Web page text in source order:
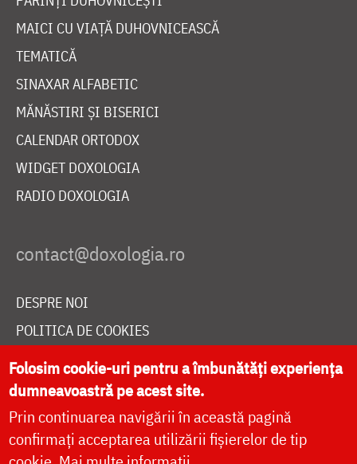
MAICI CU VIAȚĂ DUHOVNICEASCĂ
TEMATICĂ
SINAXAR ALFABETIC
MĂNĂSTIRI ȘI BISERICI
CALENDAR ORTODOX
WIDGET DOXOLOGIA
RADIO DOXOLOGIA
DESPRE NOI
POLITICA DE COOKIES
DONEAZĂ ONLINE PENTRU CATEDRALA NAȚIONALĂ
LIVE
Folosim cookie-uri pentru a îmbunătăți experiența
dumneavoastră pe acest site.
Prin continuarea navigării în această pagină
confirmați acceptarea utilizării fișierelor de tip